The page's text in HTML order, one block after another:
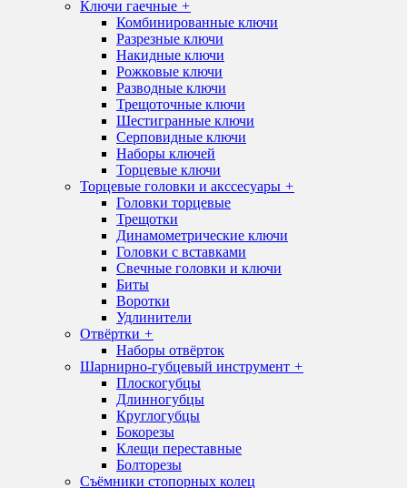
Ключи гаечные +
Комбинированные ключи
Разрезные ключи
Накидные ключи
Рожковые ключи
Разводные ключи
Трещоточные ключи
Шестигранные ключи
Серповидные ключи
Наборы ключей
Торцевые ключи
Торцевые головки и акссесуары +
Головки торцевые
Трещотки
Динамометрические ключи
Головки с вставками
Свечные головки и ключи
Биты
Воротки
Удлинители
Отвёртки +
Наборы отвёрток
Шарнирно-губцевый инструмент +
Плоскогубцы
Длинногубцы
Круглогубцы
Бокорезы
Клещи переставные
Болторезы
Съёмники стопорных колец